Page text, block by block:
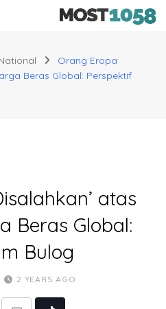
Orang Eropa
Beras Global: Perspektif
atas
Beras Global:
Bulog
2 YEARS AGO